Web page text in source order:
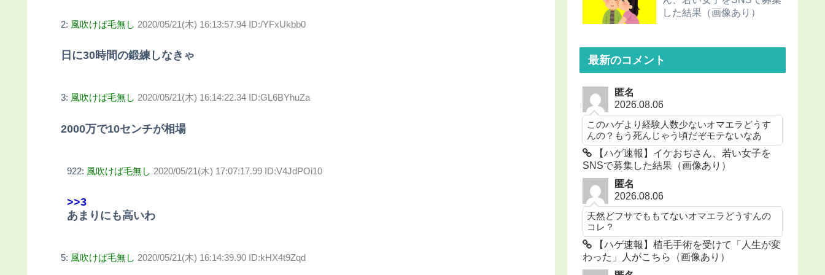
2: 風吹けば毛無し 2020/05/21(木) 16:13:57.94 ID:/YFxUkbb0
日に30時間の鍛練しなきゃ
3: 風吹けば毛無し 2020/05/21(木) 16:14:22.34 ID:GL6BYhuZa
2000万で10センチが相場
922: 風吹けば毛無し 2020/05/21(木) 17:07:17.99 ID:V4JdPOi10
>>3
あまりにも高いわ
5: 風吹けば毛無し 2020/05/21(木) 16:14:39.90 ID:kHX4t9Zqd
した結果（画像あり）
最新のコメント
匿名
2026.08.06
このハゲより経験人数少ないオマエラどうす
んの？もう死んじゃう頃だぞモテないなあ
【ハゲ速報】イケおぢさん、若い女子を
SNSで募集した結果（画像あり）
匿名
2026.08.06
天然どフサでももてないオマエラどうすんの
コレ？
【ハゲ速報】植毛手術を受けて「人生が変
わった」人がこちら（画像あり）